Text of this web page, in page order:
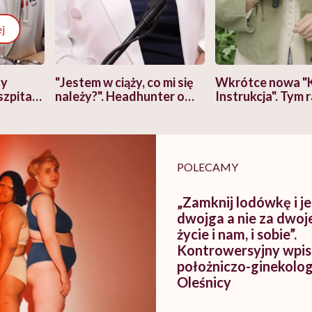
"Jestem w ciąży, co mi się
należy?". Headhunter o
pracy
Wkrótce nowa
Instrukcja". Tym
POLECAMY
„Zamknij lodówkę i
dwojga a nie za
życie i nam, i sobie”.
Kontrowersyjny wpis
położniczo-
Oleśnicy